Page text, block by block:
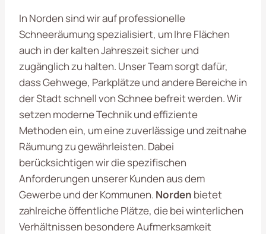
In Norden sind wir auf professionelle
Schneeräumung spezialisiert, um Ihre Flächen
auch in der kalten Jahreszeit sicher und
zugänglich zu halten. Unser Team sorgt dafür,
dass Gehwege, Parkplätze und andere Bereiche in
der Stadt schnell von Schnee befreit werden. Wir
setzen moderne Technik und effiziente
Methoden ein, um eine zuverlässige und zeitnahe
Räumung zu gewährleisten. Dabei
berücksichtigen wir die spezifischen
Anforderungen unserer Kunden aus dem
Gewerbe und der Kommunen. Norden bietet
zahlreiche öffentliche Plätze, die bei winterlichen
Verhältnissen besondere Aufmerksamkeit